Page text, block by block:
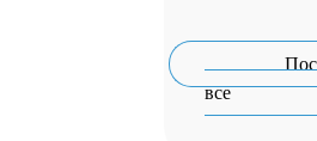
все